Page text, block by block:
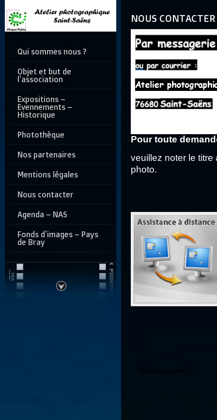
Qui sommes nous ?
Objet et but de
l’association
Expositions –
Evennements –
Historique
Photothèque
Nos partenaires
Mentions légales
Nous contacter
Agenda – NAS
Fonds d’images – Pays
de Bray
NOUS CONTACTER
Pour toute
veuillez noter le
photo.